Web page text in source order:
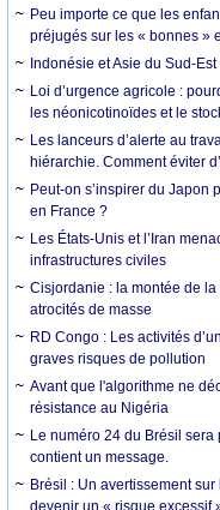
Peu importe ce que les
préjugés sur les « bonnes »
Indonésie et Asie du Sud-
Loi d’urgence agricole :
les néonicotinoïdes et le
Les lanceurs d’alerte au
hiérarchie. Comment éviter
Peut-on s’inspirer du Japon
en France ?
Les États-Unis et l’Iran
infrastructures civiles
Cisjordanie : la montée de
atrocités de masse
RD Congo : Les activités
graves risques de pollution
Avant que l'algorithme ne
résistance au Nigéria
Le numéro 24 du Brésil
contient un message.
Brésil : Un avertissement
devenir un « risque excessif